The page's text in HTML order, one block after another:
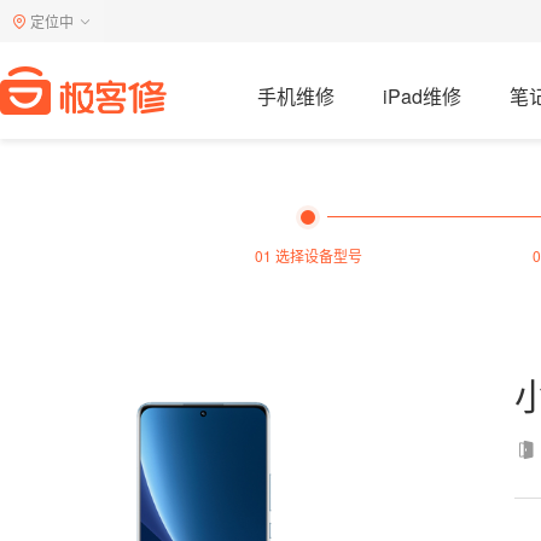
定位中
手机维修 iPad维修 笔
01 选择设备型号